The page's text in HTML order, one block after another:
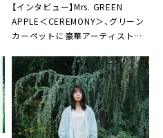
【インタビュー】Mrs. GREEN
APPLE＜CEREMONY＞、グリーン
カーペットに豪華アーティストが